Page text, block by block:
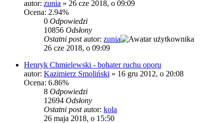
autor: zunia » 26 cze 2018, o 09:09
Ocena: 2.94%
0 Odpowiedzi
10856 Odsłony
Ostatni postautor: zunia
26 cze 2018, o 09:09
Henryk Chmielewski - bohater ruchu oporu
autor: Kazimierz Smoliński » 16 gru 2012, o 20:08
Ocena: 6.86%
8 Odpowiedzi
12694 Odsłony
Ostatni postautor: kola
26 maja 2018, o 15:50